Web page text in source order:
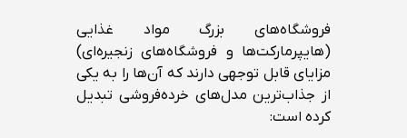
فروشگاه‌های بزرگ مواد غذایی
(هایپرمارکت‌ها و فروشگاه‌های زنجیره‌ای)
مزایای قابل توجهی دارند که آن‌ها را به یکی
از جذاب‌ترین مدل‌های خرده‌فروشی تبدیل
کرده است: